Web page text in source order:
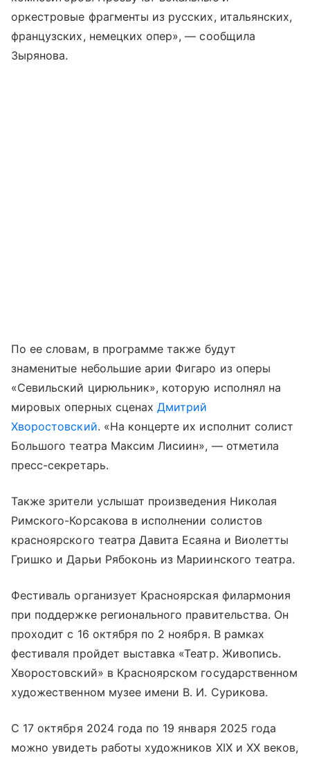
оркестровые фрагменты из русских, итальянских,
французских, немецких опер», — сообщила
Зырянова.
По ее словам, в программе также будут
знаменитые небольшие арии Фигаро из оперы
«Севильский цирюльник», которую исполнял на
мировых оперных сценахДмитрий
Хворостовский. «На концерте их исполнит солист
Большого театра Максим Лисиин», — отметила
пресс-секретарь.
Также зрители услышат произведения Николая
Римского-Корсакова в исполнении солистов
красноярского театра Давита Есаяна и Виолетты
Гришко и Дарьи Рябоконь из Мариинского театра.
Фестиваль организует Красноярская филармония
при поддержке регионального правительства. Он
проходит с 16 октября по 2 ноября. В рамках
фестиваля пройдет выставка «Театр. Живопись.
Хворостовский» в Красноярском государственном
художественном музее имени В. И. Сурикова.
С 17 октября 2024 года по 19 января 2025 года
можно увидеть работы художников XIX и XX веков,